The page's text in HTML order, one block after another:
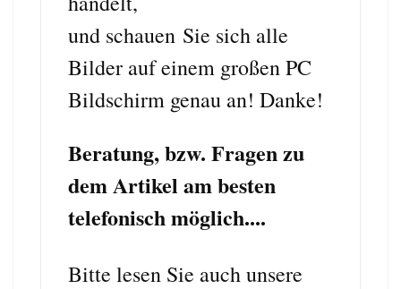
und schauen Sie sich alle
Bilder auf einem großen PC
Bildschirm genau an! Danke!
Beratung, bzw. Fragen zu
dem Artikel am besten
telefonisch möglich....
Bitte lesen Sie auch unsere